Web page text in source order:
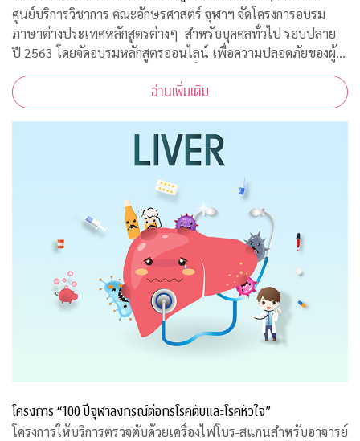
ศูนย์บริการวิชาการ คณะอักษรศาสตร์ จุฬาฯ จัดโครงการอบรม
ภาษาต่างประเทศหลักสูตรต่างๆ สำหรับบุคคลทั่วไป รอบปลาย
ปี 2563 โดยจัดอบรมหลักสูตรออนไลน์ เพื่อความปลอดภัยของผู้
สอนและผู้เข้าร่วมการอบรมทุกคนเนื่องจากสถานการณ์โควิด-19
ทำให้ไม่สามารถจัดอบรมในห้องเรียนรูป
อ่านเพิ่มเติม
โครงการ “100 ปีจุฬาลงกรณ์ต่อกรโรคตับและโรคหัวใจ”
โครงการให้บริการตรวจตับด้วยเครื่องไฟโบร-สแกนสำหรับอาจารย์